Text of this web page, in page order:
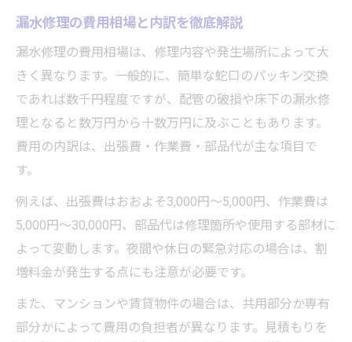
漏水修理の費用相場と内訳を徹底解説
漏水修理の費用相場は、修理内容や発生場所によって大
きく異なります。一般的に、簡単な蛇口のパッキン交換
であれば数千円程度ですが、配管の破損や床下の漏水修
理となると数万円から十数万円に及ぶこともあります。
費用の内訳は、出張費・作業費・部品代が主な項目で
す。
例えば、出張費はおおよそ3,000円～5,000円、作業費は
5,000円～30,000円、部品代は修理箇所や使用する部材に
よって変動します。夜間や休日の緊急対応の場合は、割
増料金が発生する点にも注意が必要です。
また、マンションや賃貸物件の場合は、共用部分か専有
部分かによって費用の負担者が異なります。見積もりを